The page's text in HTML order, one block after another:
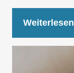
Weiterlesen